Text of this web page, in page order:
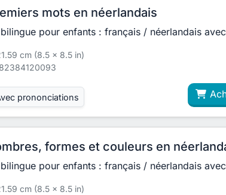
mots en néerlandais
pour enfants : français / néerlandais
cm (8.5 x 8.5 in)
prononciations
formes et couleurs en
pour enfants : français / néerlandais
cm (8.5 x 8.5 in)